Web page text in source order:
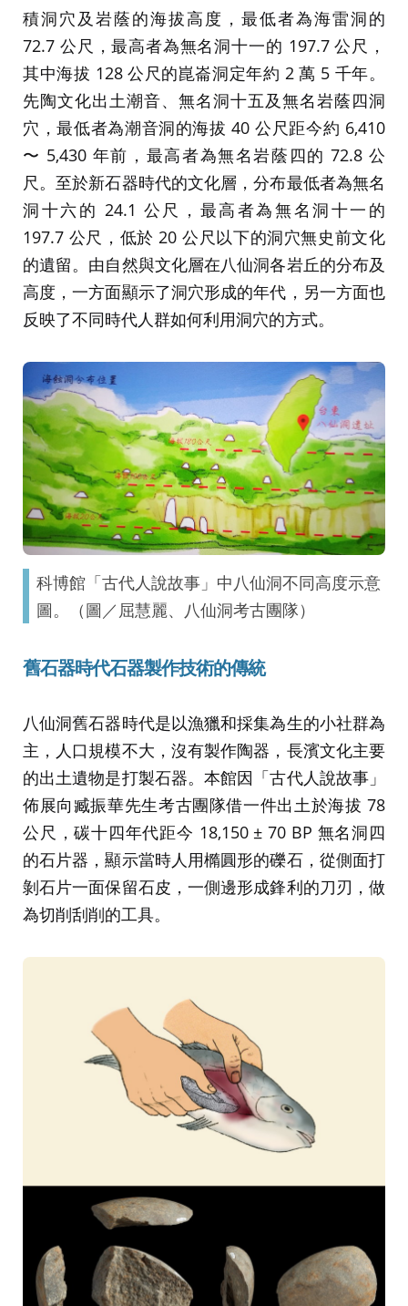
積洞穴及岩蔭的海拔高度，最低者為海雷洞的
72.7 公尺，最高者為無名洞十一的 197.7 公尺，
其中海拔 128 公尺的崑崙洞定年約 2 萬 5 千年。
先陶文化出土潮音、無名洞十五及無名岩蔭四洞
穴，最低者為潮音洞的海拔 40 公尺距今約 6,410
〜 5,430 年前，最高者為無名岩蔭四的 72.8 公
尺。至於新石器時代的文化層，分布最低者為無名
洞十六的 24.1 公尺，最高者為無名洞十一的
197.7 公尺，低於 20 公尺以下的洞穴無史前文化
的遺留。由自然與文化層在八仙洞各岩丘的分布及
高度，一方面顯示了洞穴形成的年代，另一方面也
反映了不同時代人群如何利用洞穴的方式。
科博館「古代人說故事」中八仙洞不同高度示意
圖。（圖／屈慧麗、八仙洞考古團隊）
舊石器時代石器製作技術的傳統
八仙洞舊石器時代是以漁獵和採集為生的小社群為
主，人口規模不大，沒有製作陶器，長濱文化主要
的出土遺物是打製石器。本館因「古代人說故事」
佈展向臧振華先生考古團隊借一件出土於海拔 78
公尺，碳十四年代距今 18,150 ± 70 BP 無名洞四
的石片器，顯示當時人用橢圓形的礫石，從側面打
剝石片一面保留石皮，一側邊形成鋒利的刀刃，做
為切削刮削的工具。